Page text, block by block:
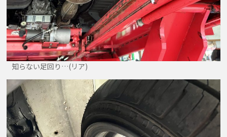
知らない足回り…(リア)